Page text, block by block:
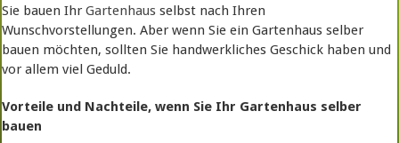
Sie bauen IhrGartenhaus selbst nach Ihren
Wunschvorstellungen. Aber wenn Sie ein Gartenhaus selber
bauen möchten, sollten Sie handwerkliches Geschick haben und
vor allem viel Geduld.
Vorteile und Nachteile, wenn Sie Ihr Gartenhaus selber
bauen